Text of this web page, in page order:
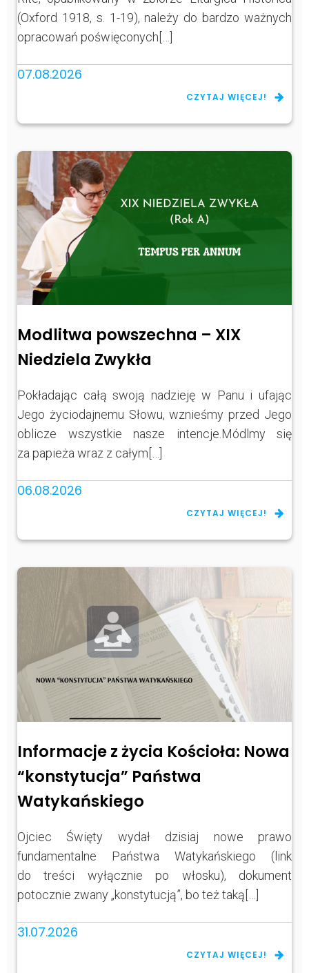
(Oxford 1918, s. 1-19), należy do bardzo ważnych
opracowań poświęconych[…]
07.08.2026
CZYTAJ WIĘCEJ!
Modlitwa powszechna – XIX
Niedziela Zwykła
Pokładając całą swoją nadzieję w Panu i ufając
Jego życiodajnemu Słowu, wznieśmy przed Jego
oblicze wszystkie nasze intencje.Módlmy się
za papieża wraz z całym[…]
06.08.2026
CZYTAJ WIĘCEJ!
Informacje z życia Kościoła: Nowa
“konstytucja” Państwa
Watykańskiego
Ojciec Święty wydał dzisiaj nowe prawo
fundamentalne Państwa Watykańskiego (link
do treści wyłącznie po włosku), dokument
potocznie zwany „konstytucją”, bo też taką[…]
31.07.2026
CZYTAJ WIĘCEJ!